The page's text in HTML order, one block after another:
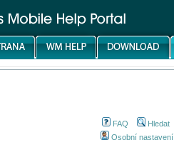
FAQ Hledat
Osobní nastavení